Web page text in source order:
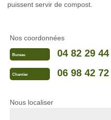
puissent servir de compost.
Nos coordonnées
Bureau 04 82 29 44
Chantier 06 98 42 72
Nous localiser